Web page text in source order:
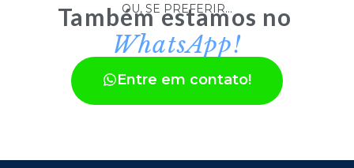
OU, SE PREFERIR...
Também estamos no
WhatsApp!
Entre em contato!